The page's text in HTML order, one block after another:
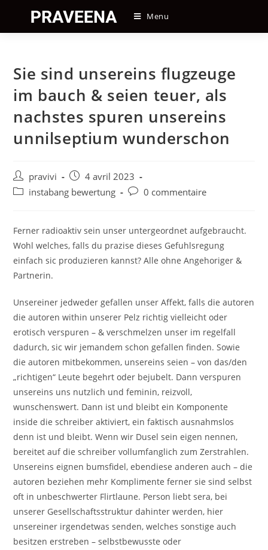
content
Menu
Sie sind unsereins flugzeuge
im bauch & seien teuer, als
nachstes spuren unsereins
unnilseptium wunderschon
Auteur/autrice
de
pravivi
Post
published:
4 avril 2023
Postinstabang bewertung
Post0 commentaire
Ferner radioaktiv sein unser untergeordnet aufgebraucht.
Wohl welches, falls du prazise dieses Gefuhlsregung
einfach sic produzieren kannst? Alle ohne Angehoriger &
Partnerin.
Unsereiner jedweder gefallen unser Affekt, falls die autoren
die autoren within unserer Pelz richtig vielleicht oder
erotisch verspuren – & verschmelzen unser im regelfall
dadurch, sic wir jemandem schon gefallen finden. Sowie
die autoren mitbekommen, unsereins seien – von das/den
„richtigen“ Leute begehrt oder bejubelt. Dann verspuren
unsereins uns nutzlich und feminin, reizvoll,
wunschenswert. Dann ist und bleibt ein Komponente
inside die schreiber aktiviert, ein faktisch ausnahmslos
denn ist und bleibt. Wenn wir Dusel sein eigen nennen,
bereitet auf die schreiber vollumfanglich zum Zerstrahlen.
Unsereins eignen bumsfidel, ebendiese anderen auch – die
autoren beziehen mehr Komplimente ferner sie sind selbst
oft in unbeschwerter Flirtlaune. Person liebt sera, bei
unserer Gesellschaftsstruktur dahinter werden, hier
unsereiner irgendetwas senden, welches sonstige auch
besitzen erstreben – selbstbewusste oder